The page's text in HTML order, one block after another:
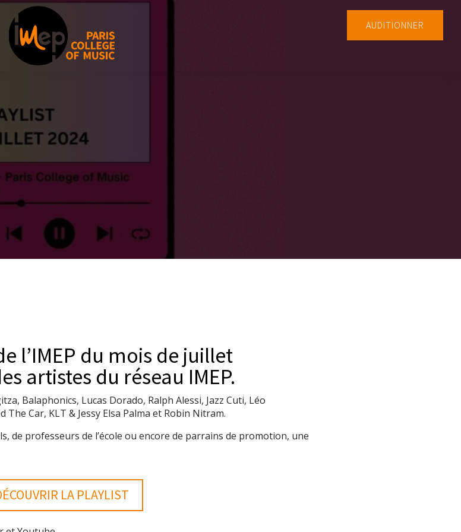
AUDITIONNER
l’IMEP du mois de juillet
artistes du réseau IMEP.
Balaphonics, Lucas Dorado, Ralph Alessi, Jazz Cuti, Léo
Car, KLT & Jessy Elsa Palma et Robin Nitram.
de professeurs de l’école ou encore de parrains de promotion, une
LA PLAYLIST